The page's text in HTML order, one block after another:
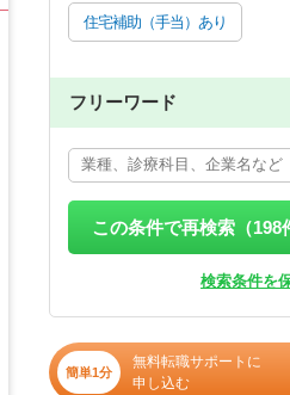
住宅補助（手当）あり
フリーワード
この条件で再検索（198
検索条件を
簡単1分
無料転職サポートに
申し込む